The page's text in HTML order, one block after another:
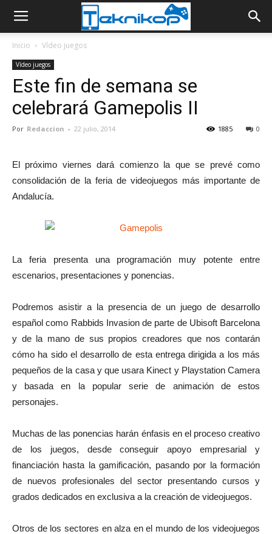
Inicio Vídeo juegos
Vídeo juegos
Este fin de semana se
celebrará Gamepolis II
Por Redaccion - 22 julio, 2014 0
1885
El próximo viernes dará comienzo la que se prevé como
consolidación de la feria de videojuegos más importante de
Andalucía.
La feria presenta una programación muy potente entre
escenarios, presentaciones y ponencias.
Podremos asistir a la presencia de un juego de desarrollo
español como Rabbids Invasion de parte de Ubisoft Barcelona
y de la mano de sus propios creadores que nos contarán
cómo ha sido el desarrollo de esta entrega dirigida a los más
pequeños de la casa y que usara Kinect y Playstation Camera
y basada en la popular serie de animación de estos
personajes.
Muchas de las ponencias harán énfasis en el proceso creativo
de los juegos, desde conseguir apoyo empresarial y
financiación hasta la gamificación, pasando por la formación
de nuevos profesionales del sector presentando cursos y
grados dedicados en exclusiva a la creación de videojuegos.
Otros de los sectores en alza en el mundo de los videojuegos